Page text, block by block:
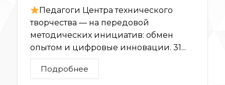
Педагоги Центра технического
творчества — на передовой
методических инициатив: обмен
опытом и цифровые инновации. 31...
Подробнее